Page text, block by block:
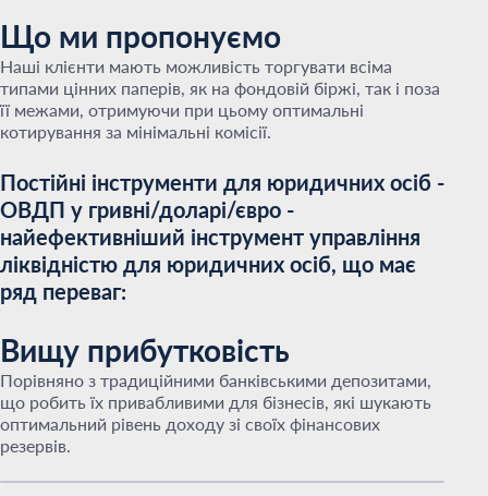
Що ми пропонуємо
Наші клієнти мають можливість торгувати всіма
типами цінних паперів, як на фондовій біржі, так і поза
її межами, отримуючи при цьому оптимальні
котирування за мінімальні комісії.
Постійні інструменти для юридичних осіб -
ОВДП у гривні/доларі/євро -
найефективніший інструмент управління
ліквідністю для юридичних осіб, що має
ряд переваг:
Вищу прибутковість
Порівняно з традиційними банківськими депозитами,
що робить їх привабливими для бізнесів, які шукають
оптимальний рівень доходу зі своїх фінансових
резервів.